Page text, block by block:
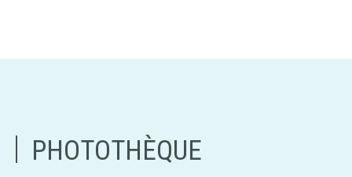
PHOTOTHÈQUE